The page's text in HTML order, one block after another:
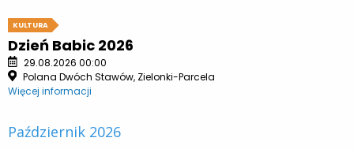
KULTURA
Dzień Babic 2026
29.08.2026 00:00
Polana Dwóch Stawów, Zielonki-Parcela
Więcej informacji
Październik 2026